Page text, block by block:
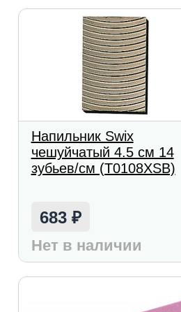
Напильник Swix
чешуйчатый 4.5 см 14
зубьев/см (T0108XSB)
683 ₽
Нет в наличии